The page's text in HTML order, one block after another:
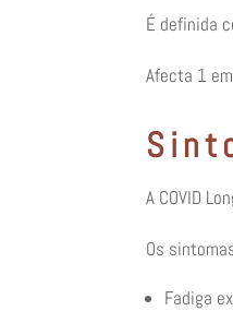
É definida
Afecta 1
A COVID
Os
Fadiga